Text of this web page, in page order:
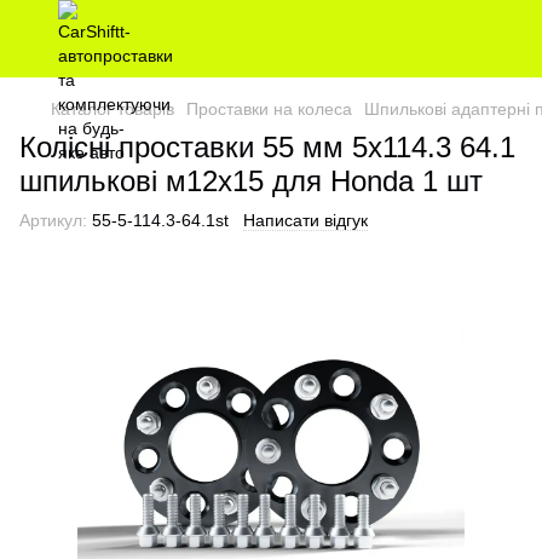
Каталог товарів Проставки на колеса Шпилькові адаптерні
Колісні проставки 55 мм 5х114.3 64.1
шпилькові м12х15 для Honda 1 шт
Артикул: 55-5-114.3-64.1st Написати відгук